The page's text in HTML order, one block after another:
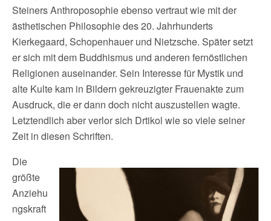
Steiners Anthroposophie ebenso vertraut wie mit der
ästhetischen Philosophie des 20. Jahrhunderts
Kierkegaard, Schopenhauer und Nietzsche. Später setzt
er sich mit dem Buddhismus und anderen fernöstlichen
Religionen auseinander. Sein Interesse für Mystik und
alte Kulte kam in Bildern gekreuzigter Frauenakte zum
Ausdruck, die er dann doch nicht auszustellen wagte.
Letztendlich aber verlor sich Drtikol wie so viele seiner
Zeit in diesen Schriften.
Die
größte
Anziehu
ngskraft